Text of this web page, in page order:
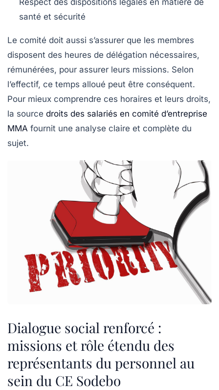
Respect des dispositions légales en matière de
santé et sécurité
Le comité doit aussi s’assurer que les membres
disposent des heures de délégation nécessaires,
rémunérées, pour assurer leurs missions. Selon
l’effectif, ce temps alloué peut être conséquent.
Pour mieux comprendre ces horaires et leurs droits,
la source droits des salariés en comité d’entreprise
MMA fournit une analyse claire et complète du
sujet.
Dialogue social renforcé :
missions et rôle étendu des
représentants du personnel au
sein du CE Sodebo